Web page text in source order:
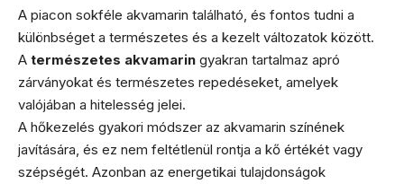
A piacon sokféle akvamarin található, és fontos tudni a
különbséget a természetes és a kezelt változatok között.
A természetes akvamarin gyakran tartalmaz apró
zárványokat és természetes repedéseket, amelyek
valójában a hitelesség jelei.
A hőkezelés gyakori módszer az akvamarin színének
javítására, és ez nem feltétlenül rontja a kő értékét vagy
szépségét. Azonban az energetikai tulajdonságok